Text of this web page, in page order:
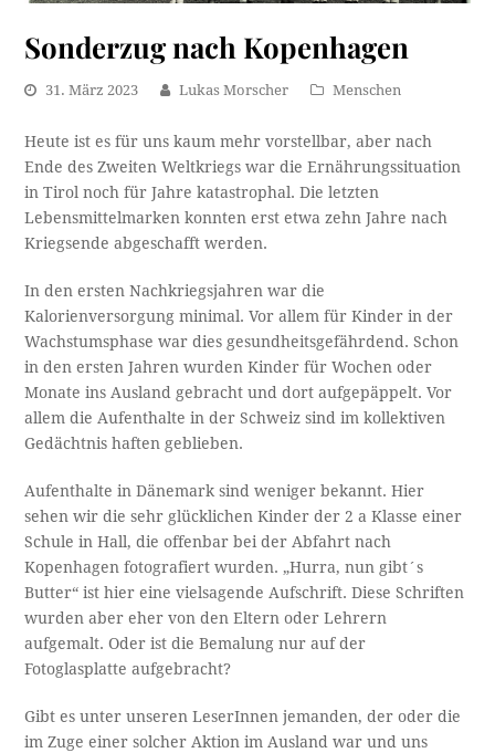
Sonderzug nach Kopenhagen
31. März 2023 Lukas Morscher Menschen
Heute ist es für uns kaum mehr vorstellbar, aber nach
Ende des Zweiten Weltkriegs war die Ernährungssituation
in Tirol noch für Jahre katastrophal. Die letzten
Lebensmittelmarken konnten erst etwa zehn Jahre nach
Kriegsende abgeschafft werden.
In den ersten Nachkriegsjahren war die
Kalorienversorgung minimal. Vor allem für Kinder in der
Wachstumsphase war dies gesundheitsgefährdend. Schon
in den ersten Jahren wurden Kinder für Wochen oder
Monate ins Ausland gebracht und dort aufgepäppelt. Vor
allem die Aufenthalte in der Schweiz sind im kollektiven
Gedächtnis haften geblieben.
Aufenthalte in Dänemark sind weniger bekannt. Hier
sehen wir die sehr glücklichen Kinder der 2 a Klasse einer
Schule in Hall, die offenbar bei der Abfahrt nach
Kopenhagen fotografiert wurden. „Hurra, nun gibt´s
Butter“ ist hier eine vielsagende Aufschrift. Diese Schriften
wurden aber eher von den Eltern oder Lehrern
aufgemalt. Oder ist die Bemalung nur auf der
Fotoglasplatte aufgebracht?
Gibt es unter unseren LeserInnen jemanden, der oder die
im Zuge einer solcher Aktion im Ausland war und uns